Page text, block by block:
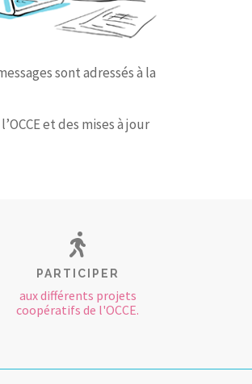
sont adressés à la
et des mises à jour
PARTICIPER
aux différents projets
coopératifs de l'OCCE.